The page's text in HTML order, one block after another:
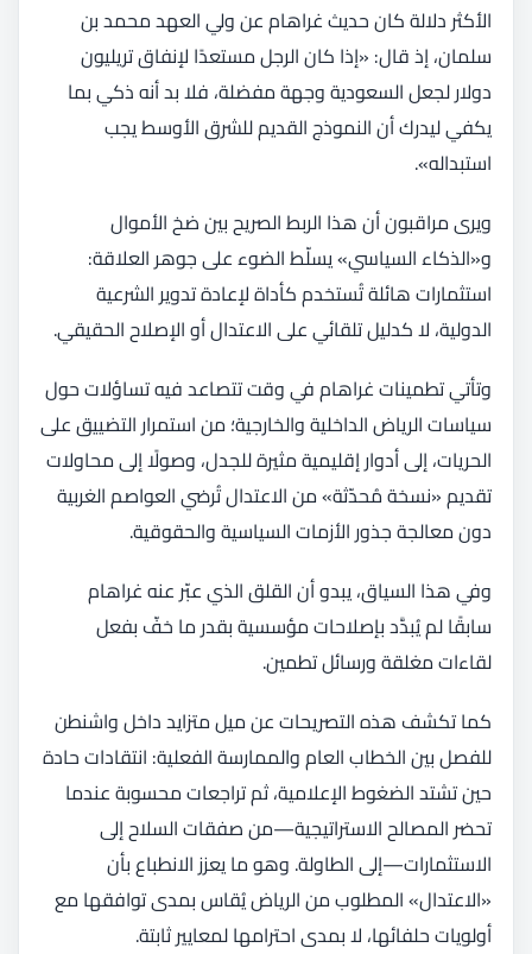
الأكثر دلالة كان حديث غراهام عن ولي العهد محمد بن
سلمان، إذ قال: «إذا كان الرجل مستعدًا لإنفاق تريليون
دولار لجعل السعودية وجهة مفضلة، فلا بد أنه ذكي بما
يكفي ليدرك أن النموذج القديم للشرق الأوسط يجب
استبداله».
ويرى مراقبون أن هذا الربط الصريح بين ضخ الأموال
و«الذكاء السياسي» يسلّط الضوء على جوهر العلاقة:
استثمارات هائلة تُستخدم كأداة لإعادة تدوير الشرعية
الدولية، لا كدليل تلقائي على الاعتدال أو الإصلاح الحقيقي.
وتأتي تطمينات غراهام في وقت تتصاعد فيه تساؤلات حول
سياسات الرياض الداخلية والخارجية؛ من استمرار التضييق على
الحريات، إلى أدوار إقليمية مثيرة للجدل، وصولًا إلى محاولات
تقديم «نسخة مُحدّثة» من الاعتدال تُرضي العواصم الغربية
دون معالجة جذور الأزمات السياسية والحقوقية.
وفي هذا السياق، يبدو أن القلق الذي عبّر عنه غراهام
سابقًا لم يُبدَّد بإصلاحات مؤسسية بقدر ما خفّ بفعل
لقاءات مغلقة ورسائل تطمين.
كما تكشف هذه التصريحات عن ميل متزايد داخل واشنطن
للفصل بين الخطاب العام والممارسة الفعلية: انتقادات حادة
حين تشتد الضغوط الإعلامية، ثم تراجعات محسوبة عندما
تحضر المصالح الاستراتيجية—من صفقات السلاح إلى
الاستثمارات—إلى الطاولة. وهو ما يعزز الانطباع بأن
«الاعتدال» المطلوب من الرياض يُقاس بمدى توافقها مع
أولويات حلفائها، لا بمدى احترامها لمعايير ثابتة.